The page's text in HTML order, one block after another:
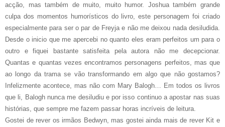
acção, mas também de muito, muito humor. Joshua também grande
culpa dos momentos humorísticos do livro, este personagem foi criado
especialmente para ser o par de Freyja e não me deixou nada desiludida.
Desde o inicio que me apercebi no quanto eles eram perfeitos um para o
outro e fiquei bastante satisfeita pela autora não me decepcionar.
Quantas e quantas vezes encontramos personagens perfeitos, mas que
ao longo da trama se vão transformando em algo que não gostamos?
Infelizmente acontece, mas não com Mary Balogh… Em todos os livros
que li, Balogh nunca me desiludiu e por isso continuo a apostar nas suas
histórias, que sempre me fazem passar horas incríveis de leitura.
Gostei de rever os irmãos Bedwyn, mas gostei ainda mais de rever Kit e